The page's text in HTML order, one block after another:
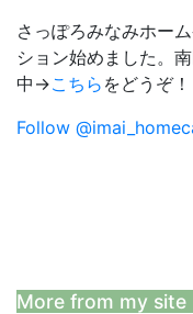
さっぽろみなみホー
ション始めました。
中→こちら をどうぞ！
Follow
More from my site